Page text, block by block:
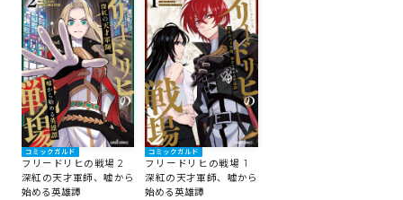
コミックガルド
フリードリヒの戦場 2
深紅の天才軍師、嘘から
始める英雄譚
コミックガルド
フリードリヒの戦場 1
深紅の天才軍師、嘘から
始める英雄譚